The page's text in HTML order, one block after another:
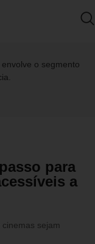
o segmento
para
a
sejam